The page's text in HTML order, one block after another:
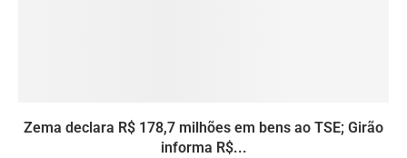
Zema declara R$ 178,7 milhões em bens ao TSE; Girão
informa R$...